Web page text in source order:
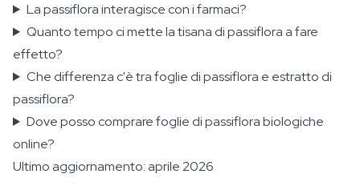
La passiflora interagisce con i farmaci?
Quanto tempo ci mette la tisana di passiflora a fare
effetto?
Che differenza c'è tra foglie di passiflora e estratto di
passiflora?
Dove posso comprare foglie di passiflora biologiche
online?
Ultimo aggiornamento: aprile 2026